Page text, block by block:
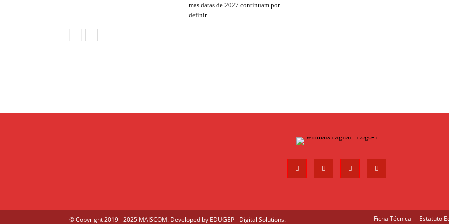
mas datas de 2027 continuam por
definir
© Copyright 2019 - 2025 MAISCOM. Developed by EDUGEP - Digital Solutions. Ficha Técnica Estatuto